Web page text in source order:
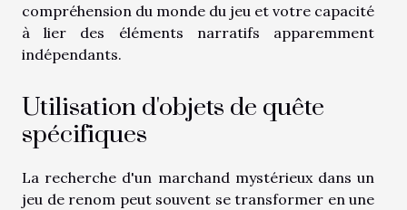
compréhension du monde du jeu et votre capacité
à lier des éléments narratifs apparemment
indépendants.
Utilisation d'objets de quête
spécifiques
La recherche d'un marchand mystérieux dans un
jeu de renom peut souvent se transformer en une